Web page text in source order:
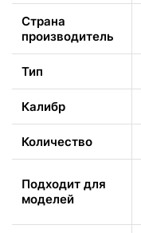
Страна
производитель
Тип
Калибр
Количество
Подходит для
моделей